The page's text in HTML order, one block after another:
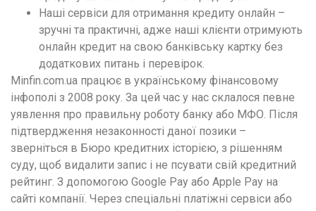
Наші сервіси для отримання кредиту онлайн –
зручні та практичні, адже наші клієнти отримують
онлайн кредит на свою банківську картку без
додаткових питань і перевірок.
Minfin.com.ua працює в українському фінансовому
інфополі з 2008 року. За цей час у нас склалося певне
уявлення про правильну роботу банку або МФО. Після
підтвердження незаконності даної позики –
зверніться в Бюро кредитних історією, з рішенням
суду, щоб видалити запис і не псувати свій кредитний
рейтинг. З допомогою Google Pay або Apple Pay на
сайті компанії. Через спеціальні платіжні сервіси або